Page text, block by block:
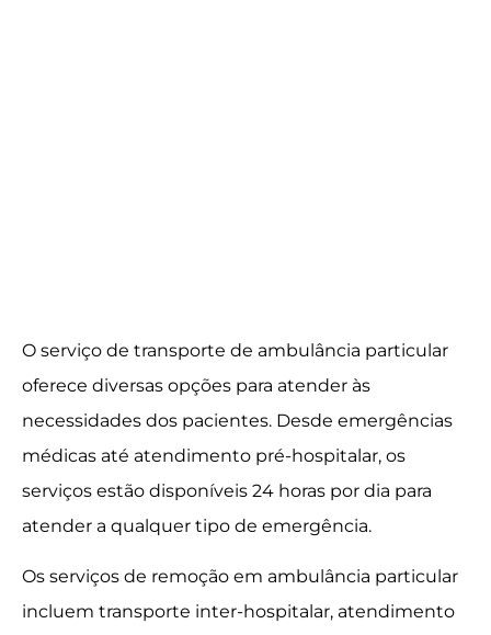
O serviço de transporte de ambulância particular
oferece diversas opções para atender às
necessidades dos pacientes. Desde emergências
médicas até atendimento pré-hospitalar, os
serviços estão disponíveis 24 horas por dia para
atender a qualquer tipo de emergência.
Os serviços de remoção em ambulância particular
incluem transporte inter-hospitalar, atendimento